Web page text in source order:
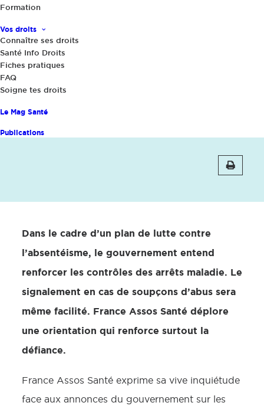
Formation
Vos droits
Connaître ses droits
Santé Info Droits
Fiches pratiques
FAQ
Soigne tes droits
Le Mag Santé
Publications
13 avril 2026
Arrêts de travail : France Assos Santé
un risque pour les droits des patients
Dans le cadre d’un plan de lutte contre
l’absentéisme, le gouvernement entend
renforcer les contrôles des arrêts maladie. Le
signalement en cas de soupçons d’abus sera
même facilité. France Assos Santé déplore
une orientation qui renforce surtout la
défiance.
France Assos Santé exprime sa vive inquiétude
face aux annonces du gouvernement sur les